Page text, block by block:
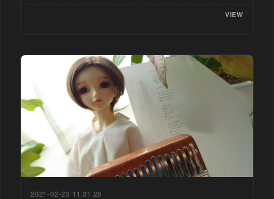
VIEW
2021-02-23 11.31.28